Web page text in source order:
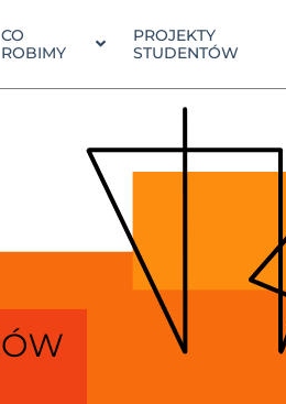
CO
ROBIMY
PROJEKTY
STUDENTÓW